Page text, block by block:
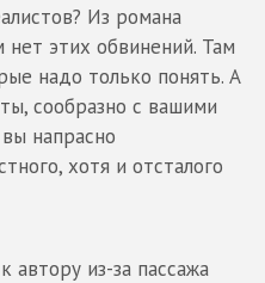
Из романа
нет этих обвинений. Там
надо только понять. А
сообразно с вашими
напрасно
хотя и отсталого
из-за пассажа